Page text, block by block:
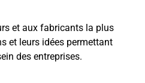
et aux fabricants la plus
et leurs idées permettant
des entreprises.